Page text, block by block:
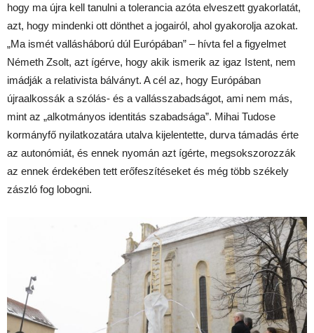
hogy ma újra kell tanulni a tolerancia azóta elveszett gyakorlatát,
azt, hogy mindenki ott dönthet a jogairól, ahol gyakorolja azokat.
„Ma ismét vallásháború dúl Európában” – hívta fel a figyelmet
Németh Zsolt, azt ígérve, hogy akik ismerik az igaz Istent, nem
imádják a relativista bálványt. A cél az, hogy Európában
újraalkossák a szólás- és a vallásszabadságot, ami nem más,
mint az „alkotmányos identitás szabadsága”. Mihai Tudose
kormányfő nyilatkozatára utalva kijelentette, durva támadás érte
az autonómiát, és ennek nyomán azt ígérte, megsokszorozzák
az ennek érdekében tett erőfeszítéseket és még több székely
zászló fog lobogni.